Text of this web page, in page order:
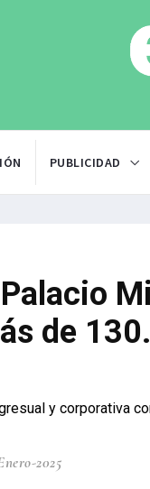
PUBLICIDAD
de
y corporativa
2025